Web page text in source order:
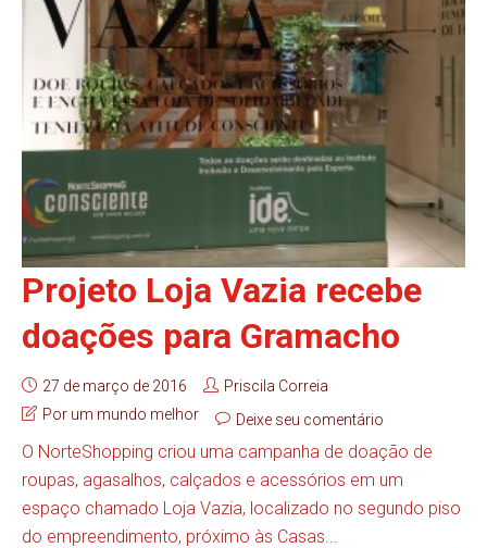
Projeto Loja Vazia recebe
doações para Gramacho
27 de março de 2016
Priscila Correia
Por um mundo melhor
Deixe seu comentário
O NorteShopping criou uma campanha de doação de
roupas, agasalhos, calçados e acessórios em um
espaço chamado Loja Vazia, localizado no segundo piso
do empreendimento, próximo às Casas...